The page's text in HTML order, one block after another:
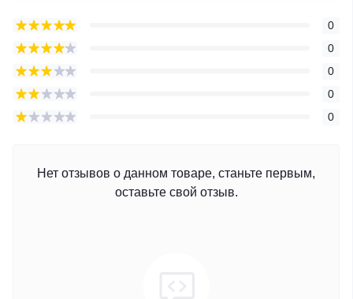
0
0
0
0
0
Нет отзывов о данном товаре, станьте первым,
оставьте свой отзыв.